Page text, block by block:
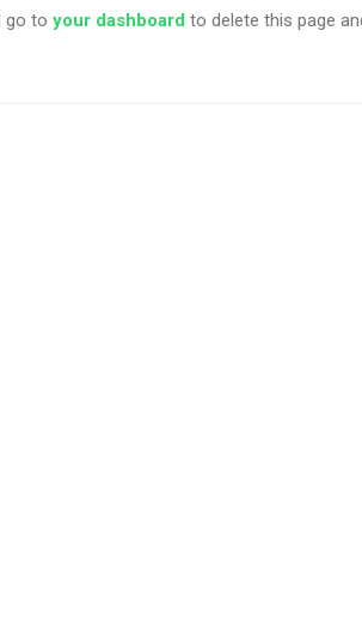
go to your dashboard to delete this page